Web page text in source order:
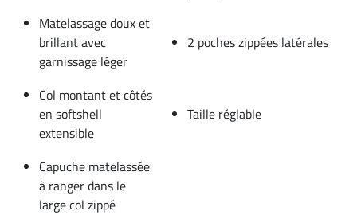
Matelassage doux et
brillant avec
garnissage léger
2 poches zippées latérales
Col montant et côtés
en softshell
extensible
Taille réglable
Capuche matelassée
à ranger dans le
large col zippé